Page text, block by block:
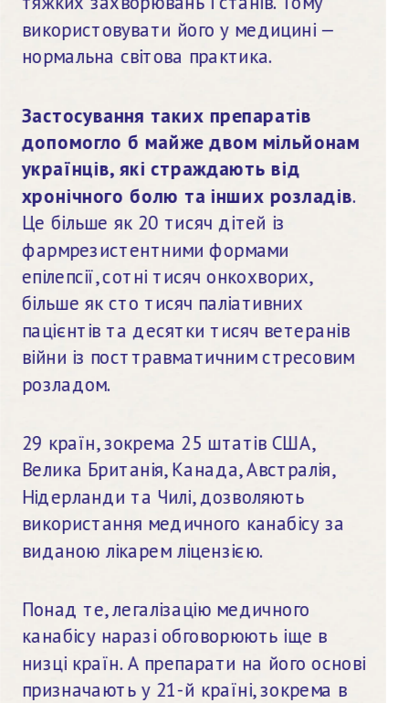
використовувати його у медицині —
нормальна світова практика.
Застосування таких препаратів
допомогло б майже двом мільйонам
українців, які страждають від
хронічного болю та інших розладів.
Це більше як 20 тисяч дітей із
фармрезистентними формами
епілепсії, сотні тисяч онкохворих,
більше як сто тисяч паліативних
пацієнтів та десятки тисяч ветеранів
війни із посттравматичним стресовим
розладом.
29 країн, зокрема 25 штатів США,
Велика Британія, Канада, Австралія,
Нідерланди та Чилі, дозволяють
використання медичного канабісу за
виданою лікарем ліцензією.
Понад те, легалізацію медичного
канабісу наразі обговорюють іще в
низці країн. А препарати на його основі
призначають у 21-й країні, зокрема в